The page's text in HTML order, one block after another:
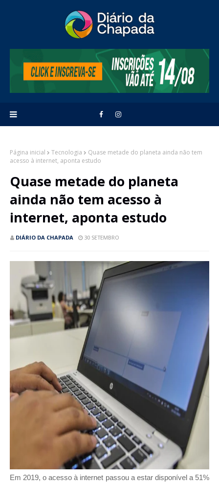
Página inicial Tecnologia
Quase metade do planeta ainda não tem
acesso à internet, aponta estudo
Quase metade do planeta
ainda não tem acesso à
internet, aponta estudo
DIÁRIO DA CHAPADA 30 SETEMBRO
Em 2019, o acesso à internet passou a estar disponível a 51%